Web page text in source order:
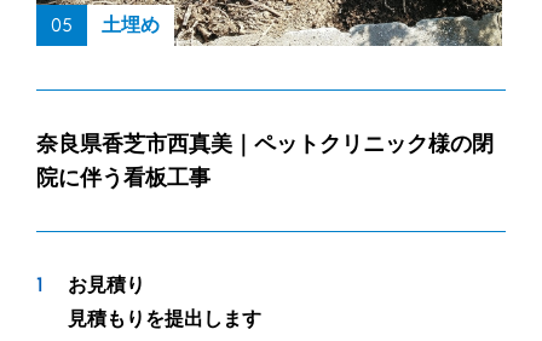
05 土埋め
奈良県香芝市西真美｜ペットクリニック様の閉
院に伴う看板工事
お見積り
見積もりを提出します